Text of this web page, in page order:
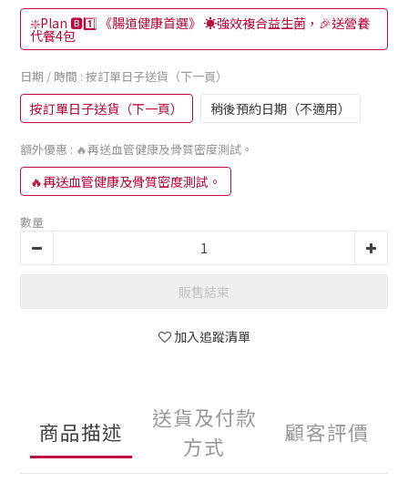
❇️Plan 🅱️1️⃣ 《腸道健康首選》 ☀️強效複合益生菌，🎉送營養
代餐4包
日期 / 時間 : 按訂單日子送貨（下一頁）
按訂單日子送貨（下一頁） 稍後預約日期（不適用）
額外優惠 : 🔥再送血管健康及骨質密度測試。
🔥再送血管健康及骨質密度測試。
數量
販售結束
加入追蹤清單
商品描述
送貨及付款
方式
顧客評價